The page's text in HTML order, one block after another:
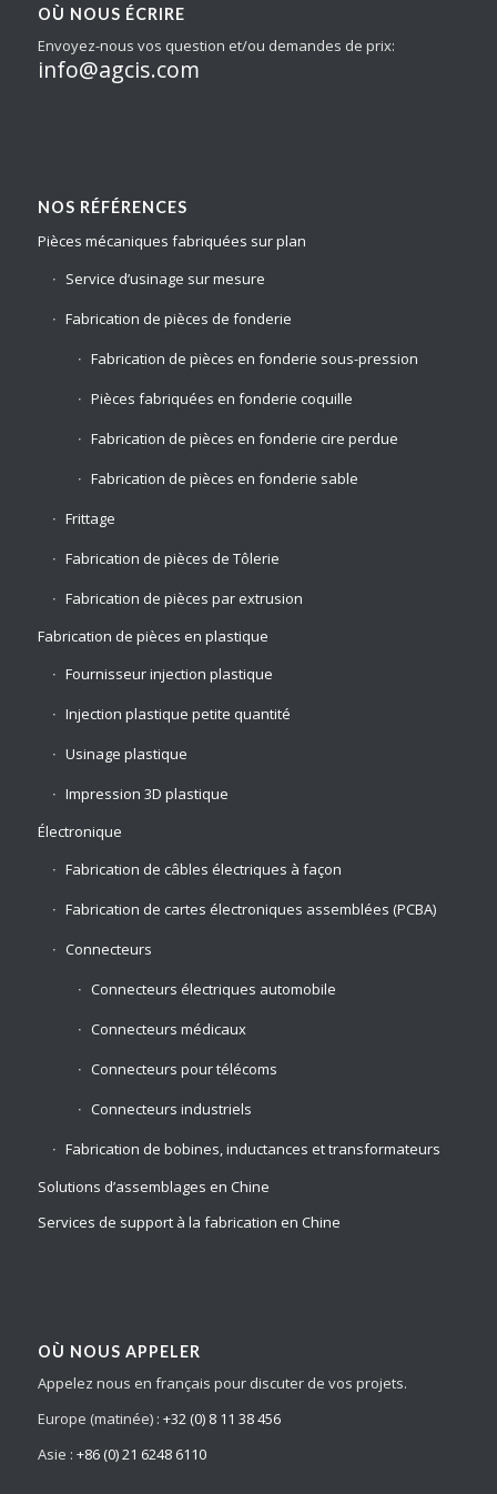
OÙ NOUS ÉCRIRE
Envoyez-nous vos question et/ou demandes de prix:
info@agcis.com
NOS RÉFÉRENCES
Pièces mécaniques fabriquées sur plan
Service d’usinage sur mesure
Fabrication de pièces de fonderie
Fabrication de pièces en fonderie sous-pression
Pièces fabriquées en fonderie coquille
Fabrication de pièces en fonderie cire perdue
Fabrication de pièces en fonderie sable
Frittage
Fabrication de pièces de Tôlerie
Fabrication de pièces par extrusion
Fabrication de pièces en plastique
Fournisseur injection plastique
Injection plastique petite quantité
Usinage plastique
Impression 3D plastique
Électronique
Fabrication de câbles électriques à façon
Fabrication de cartes électroniques assemblées (PCBA)
Connecteurs
Connecteurs électriques automobile
Connecteurs médicaux
Connecteurs pour télécoms
Connecteurs industriels
Fabrication de bobines, inductances et transformateurs
Solutions d’assemblages en Chine
Services de support à la fabrication en Chine
OÙ NOUS APPELER
Appelez nous en français pour discuter de vos projets.
Europe (matinée) : +32 (0) 8 11 38 456
Asie : +86 (0) 21 6248 6110